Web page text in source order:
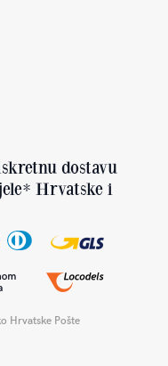
dostavu
Hrvatske i
Hrvatske Pošte